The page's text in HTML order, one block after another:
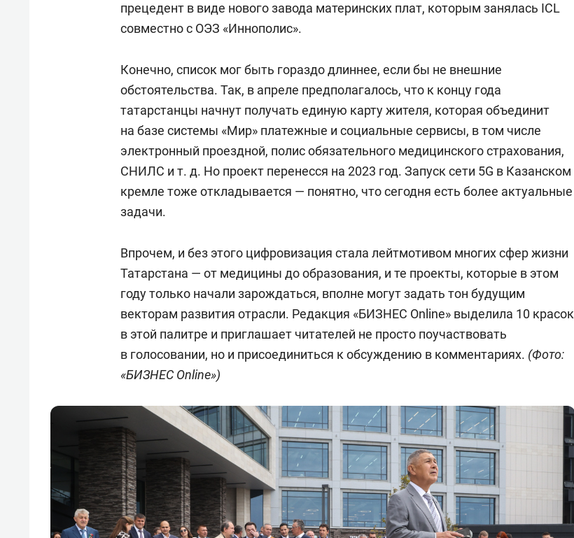
прецедент в виде нового завода материнских плат, которым занялась ICL
совместно с ОЭЗ «Иннополис».
Конечно, список мог быть гораздо длиннее, если бы не внешние
обстоятельства. Так, в апреле предполагалось, что к концу года
татарстанцы начнут получать единую карту жителя, которая объединит
на базе системы «Мир» платежные и социальные сервисы, в том числе
электронный проездной, полис обязательного медицинского страхования,
СНИЛС и т. д. Но проект перенесся на 2023 год. Запуск сети 5G в Казанском
кремле тоже откладывается — понятно, что сегодня есть более актуальные
задачи.
Впрочем, и без этого цифровизация стала лейтмотивом многих сфер жизни
Татарстана — от медицины до образования, и те проекты, которые в этом
году только начали зарождаться, вполне могут задать тон будущим
векторам развития отрасли. Редакция «БИЗНЕС Online» выделила 10 красок
в этой палитре и приглашает читателей не просто поучаствовать
в голосовании, но и присоединиться к обсуждению в комментариях. (Фото:
«БИЗНЕС Online»)